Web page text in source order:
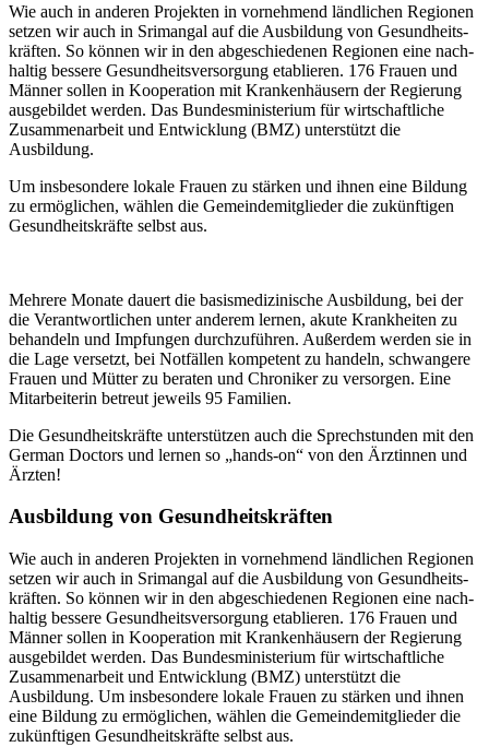
Wie auch in anderen Projekten in vorneh­mend ländlichen Regionen
setzen wir auch in Srimangal auf die Ausbildung von Gesund­heits­
kräften. So können wir in den abge­schiedenen Regionen eine nach­
haltig bessere Gesundheits­versorgung etablieren. 176 Frauen und
Männer sollen in Kooperation mit Kranken­häusern der Regierung
ausge­bildet werden. Das Bundes­ministerium für wirt­schaftliche
Zusammen­arbeit und Entwicklung (BMZ) unterstützt die
Ausbildung.
Um insbe­sondere lokale Frauen zu stärken und ihnen eine Bildung
zu ermöglichen, wählen die Gemeinde­mitglieder die zukünftigen
Gesund­heits­kräfte selbst aus.
Mehrere Monate dauert die basis­medizinische Ausbildung, bei der
die Verant­wortlichen unter anderem lernen, akute Krank­heiten zu
behandeln und Impfungen durchzu­führen. Außer­dem werden sie in
die Lage versetzt, bei Not­fällen kompe­tent zu handeln, schwangere
Frauen und Mütter zu beraten und Chroniker zu versorgen. Eine
Mitar­beiterin betreut jeweils 95 Familien.
Die Gesund­heits­kräfte unter­stützen auch die Sprech­stunden mit den
German Doctors und lernen so „hands-on“ von den Ärztinnen und
Ärzten!
Ausbildung von Gesund­heits­kräften
Wie auch in anderen Projekten in vorneh­mend ländlichen Regionen
setzen wir auch in Srimangal auf die Ausbildung von Gesund­heits­
kräften. So können wir in den abge­schiedenen Regionen eine nach­
haltig bessere Gesundheits­versorgung etablieren. 176 Frauen und
Männer sollen in Kooperation mit Kranken­häusern der Regierung
ausge­bildet werden. Das Bundes­ministerium für wirt­schaftliche
Zusammen­arbeit und Entwicklung (BMZ) unterstützt die
Ausbildung. Um insbe­sondere lokale Frauen zu stärken und ihnen
eine Bildung zu ermöglichen, wählen die Gemeinde­mitglieder die
zukünftigen Gesund­heits­kräfte selbst aus.